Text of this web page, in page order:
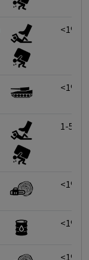
<1%
<1%
1-5%
<1%
<1%
<1%